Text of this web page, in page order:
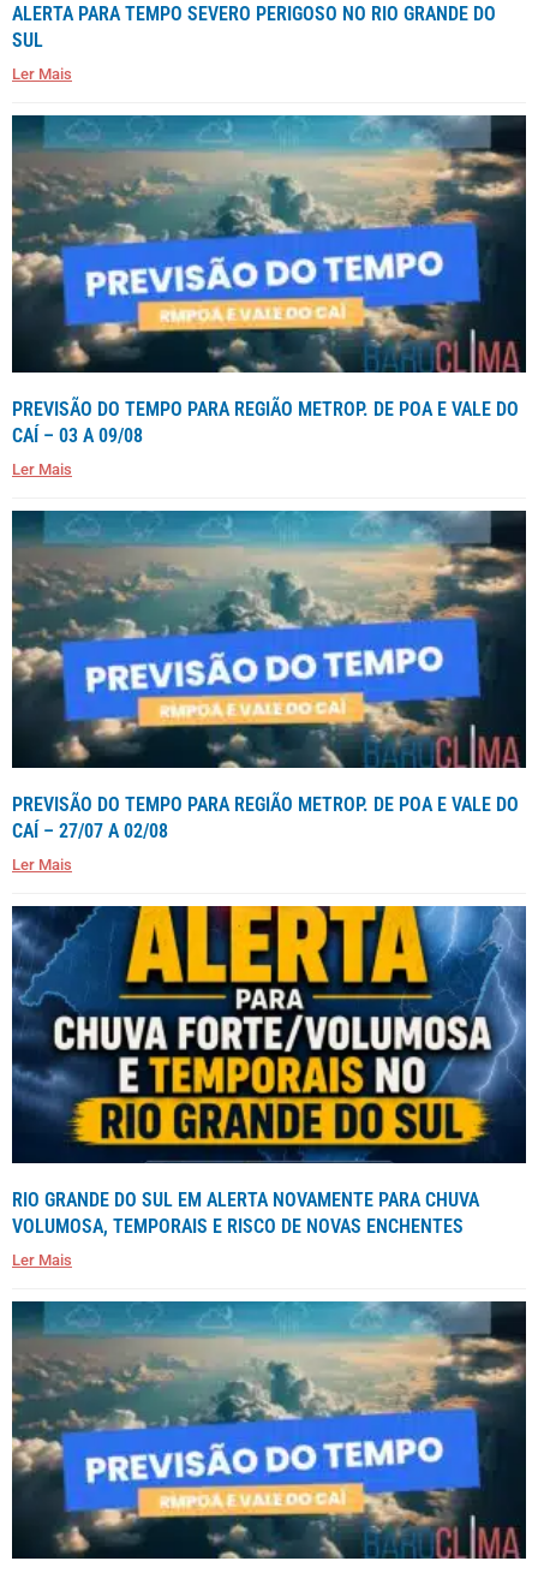
ALERTA PARA TEMPO SEVERO PERIGOSO NO RIO GRANDE DO
SUL
Ler Mais
PREVISÃO DO TEMPO PARA REGIÃO METROP. DE POA E VALE DO
CAÍ – 03 A 09/08
Ler Mais
PREVISÃO DO TEMPO PARA REGIÃO METROP. DE POA E VALE DO
CAÍ – 27/07 A 02/08
Ler Mais
RIO GRANDE DO SUL EM ALERTA NOVAMENTE PARA CHUVA
VOLUMOSA, TEMPORAIS E RISCO DE NOVAS ENCHENTES
Ler Mais